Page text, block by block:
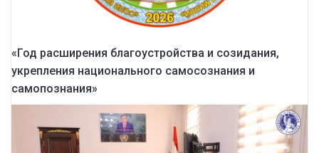
«Год расширения благоустройства и созидания,
укрепления национального самосознания и
самопознания»